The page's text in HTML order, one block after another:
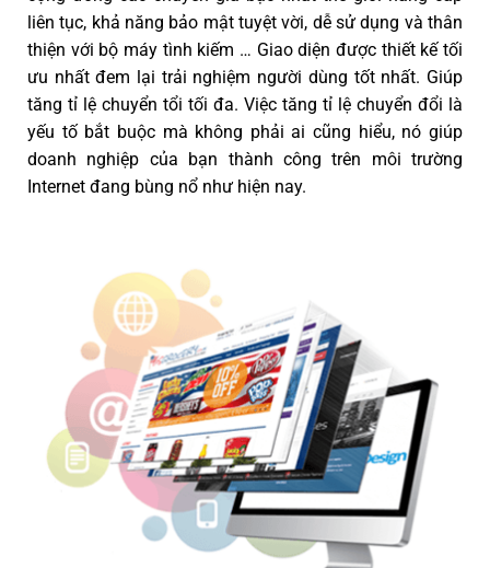
liên tục, khả năng bảo mật tuyệt vời, dễ sử dụng và thân
thiện với bộ máy tình kiếm … Giao diện được thiết kế tối
ưu nhất đem lại trải nghiệm người dùng tốt nhất. Giúp
tăng tỉ lệ chuyển tổi tối đa. Việc tăng tỉ lệ chuyển đổi là
yếu tố bắt buộc mà không phải ai cũng hiểu, nó giúp
doanh nghiệp của bạn thành công trên môi trường
Internet đang bùng nổ như hiện nay.